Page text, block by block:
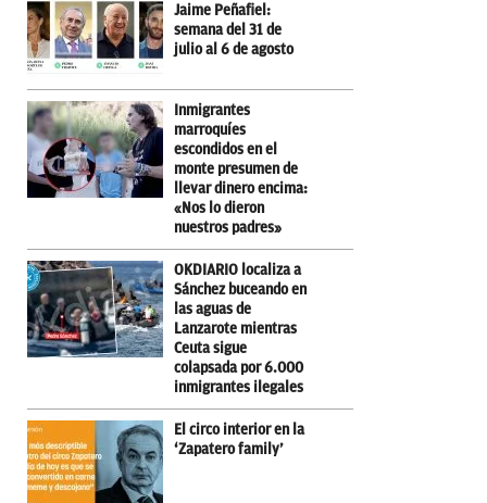
Jaime Peñafiel:
semana del 31 de
julio al 6 de agosto
Inmigrantes
marroquíes
escondidos en el
monte presumen de
llevar dinero encima:
«Nos lo dieron
nuestros padres»
OKDIARIO localiza a
Sánchez buceando en
las aguas de
Lanzarote mientras
Ceuta sigue
colapsada por 6.000
inmigrantes ilegales
El circo interior en la
‘Zapatero family’